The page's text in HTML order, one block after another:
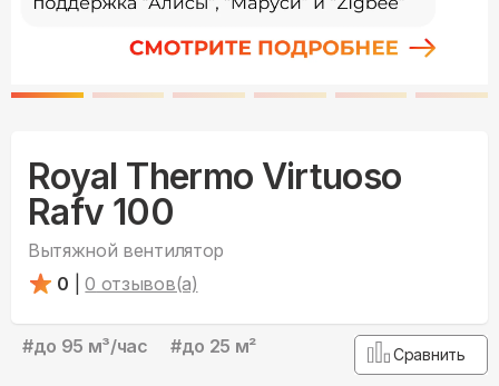
Royal Thermo Virtuoso
Rafv 100
Вытяжной вентилятор
0
0 отзывов(а)
#до 95 м³/час #до 25 м² Сравнить